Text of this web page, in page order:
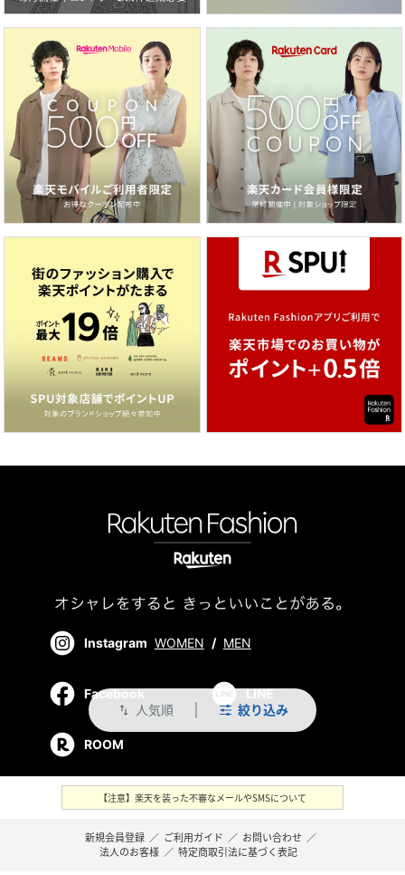
swap_vert 人気順 絞り込み
Instagram WOMEN / MEN
Facebook LINE
ROOM
【注意】楽天を装った不審なメールやSMSについて
新規会員登録 ／ ご利用ガイド ／ お問い合わせ ／
法人のお客様 ／ 特定商取引法に基づく表記